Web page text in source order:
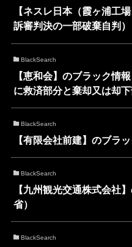
【ネスレ日本（霞ヶ浦工
訴審判決の一部破棄自判）
BlackSearch
【恵和会】のブラック情
に救済部分と棄却又は却下
BlackSearch
【有限会社前建】のブラ
BlackSearch
【九州観光交通株式会社
省）
BlackSearch